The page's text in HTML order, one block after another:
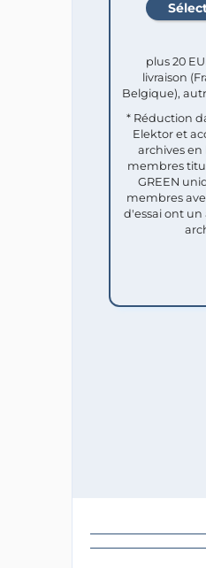
plus 20
livraison
Belgique),
* Réduction
Elektor et
archives en
membres
GREEN
membres
d'essai ont un